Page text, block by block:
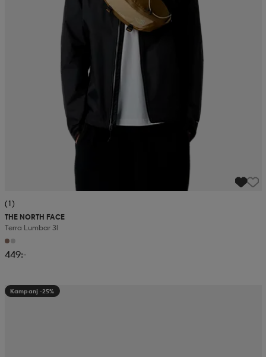
(1)
THE NORTH FACE
Terra Lumbar 3l
449:-
Kampanj -25%